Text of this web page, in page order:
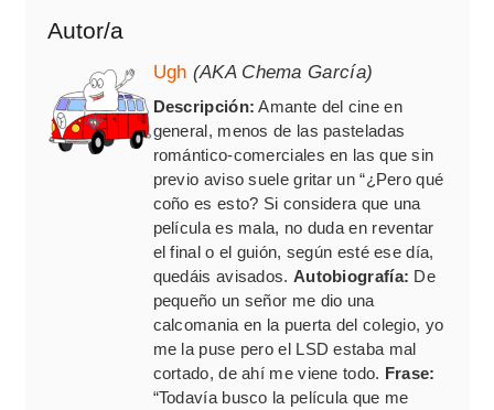
Autor/a
Ugh (AKA Chema García)
Descripción: Amante del cine en
general, menos de las pasteladas
romántico-comerciales en las que sin
previo aviso suele gritar un “¿Pero qué
coño es esto? Si considera que una
película es mala, no duda en reventar
el final o el guión, según esté ese día,
quedáis avisados. Autobiografía: De
pequeño un señor me dio una
calcomania en la puerta del colegio, yo
me la puse pero el LSD estaba mal
cortado, de ahí me viene todo. Frase:
“Todavía busco la película que me